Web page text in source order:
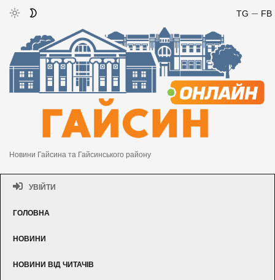
FB
TG
Новини Гайсина та Гайсинського району
УВІЙТИ
ГОЛОВНА
НОВИНИ
НОВИНИ ВІД ЧИТАЧІВ